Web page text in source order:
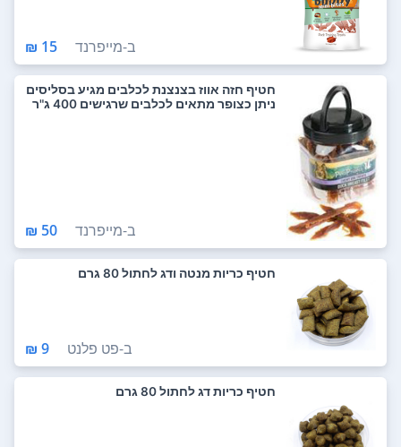
ב-מייפרנד 15 ₪
חטיף חזה אווז בצנצנת לכלבים מגיע בסליסים
ניתן כצופר מתאים לכלבים שרגישים 400 ג"ר
ב-מייפרנד 50 ₪
חטיף כריות מנטה ודג לחתול 80 גרם
ב-פט פלנט 9 ₪
חטיף כריות דג לחתול 80 גרם